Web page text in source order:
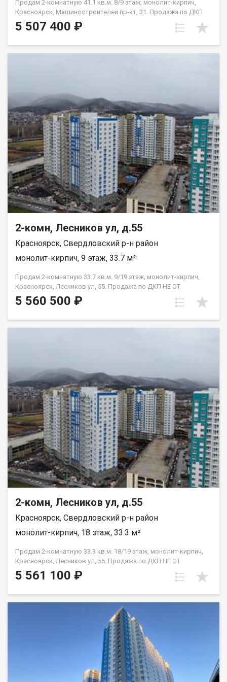
Продам 2-комнатную 41.1 кв.м. 8/9 этаж, монолит-кирпич,
Красноярск, Машиностроителей пр-кт, 31. Продажа по ДКП
НЕ ОТ ЗАСТРОЙЩИКА
5 507 400 ₽
2-комн, Лесников ул, д.55
Красноярск, Свердловский р-н район
монолит-кирпич, 9 этаж, 33.7 м²
Продам 2-комнатную 33.7 кв.м. 9/19 этаж, монолит-кирпич,
Красноярск, Лесников ул, 55. Продажа по ДКП НЕ ОТ
ЗАСТРОЙЩИКА
5 560 500 ₽
2-комн, Лесников ул, д.55
Красноярск, Свердловский р-н район
монолит-кирпич, 18 этаж, 33.3 м²
Продам 2-комнатную 33.3 кв.м. 18/19 этаж, монолит-кирпич,
Красноярск, Лесников ул, 55. Продажа по ДКП НЕ ОТ
ЗАСТРОЙЩИКА.
5 561 100 ₽